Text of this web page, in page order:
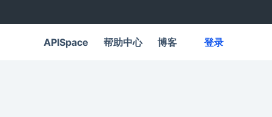
APISpace 帮助中心 博客 登录